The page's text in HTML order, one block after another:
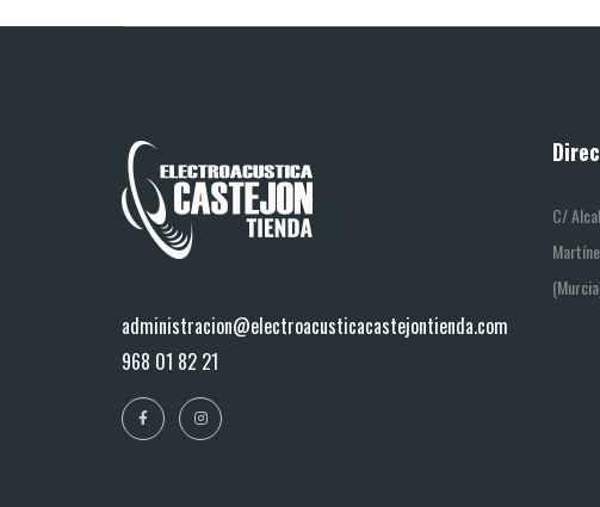
administracion@electroacusticacastejontienda.com
968 01 82 21
C/